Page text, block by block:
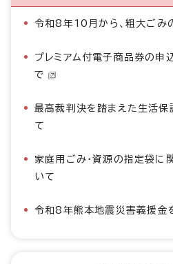
令和8年10月から、粗大ごみ
プレミアム付電子商品券の申
で
最高裁判決を踏まえた生活
て
家庭用ごみ・資源の指定袋に
いて
令和8年熊本地震災害義援金